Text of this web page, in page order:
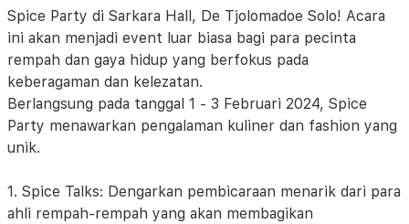
Spice Party di Sarkara Hall, De Tjolomadoe Solo! Acara
ini akan menjadi event luar biasa bagi para pecinta
rempah dan gaya hidup yang berfokus pada
keberagaman dan kelezatan.
Berlangsung pada tanggal 1 - 3 Februari 2024, Spice
Party menawarkan pengalaman kuliner dan fashion yang
unik.
1. Spice Talks: Dengarkan pembicaraan menarik dari para
ahli rempah-rempah yang akan membagikan